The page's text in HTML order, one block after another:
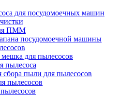
для посудомоечных машин
ПММ
посудомоечной машины
для пылесосов
пылесоса
пыли для пылесосов
пылесосов